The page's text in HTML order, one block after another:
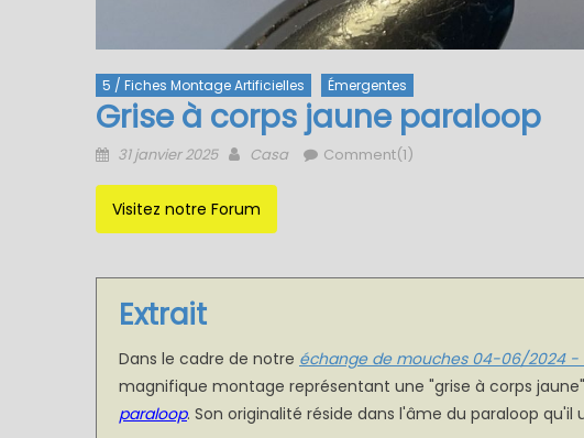
5 / Fiches Montage Artificielles Émergentes
Grise à corps jaune paraloop
Posted
31 janvier 2025 Author
Casa Comment(1)
Visitez notre Forum
Extrait
Dans le cadre de notre échange de mouches 04-06/2024
magnifique montage représentant une "grise à corps
paraloop. Son originalité réside dans l'âme du paraloop qu'il